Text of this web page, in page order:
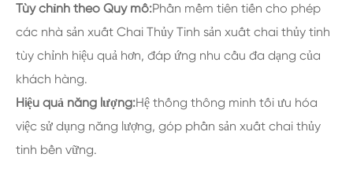
Tùy chỉnh theo Quy mô:Phần mềm tiên tiến cho phép
các nhà sản xuất Chai Thủy Tinh sản xuất chai thủy tinh
tùy chỉnh hiệu quả hơn, đáp ứng nhu cầu đa dạng của
khách hàng.
Hiệu quả năng lượng:Hệ thống thông minh tối ưu hóa
việc sử dụng năng lượng, góp phần sản xuất chai thủy
tinh bền vững.